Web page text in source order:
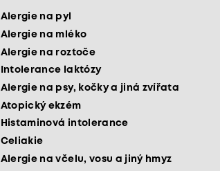
Alergie na pyl
Alergie na mléko
Alergie na roztoče
Intolerance laktózy
Alergie na psy, kočky a jiná zvířata
Atopický ekzém
Histaminová intolerance
Celiakie
Alergie na včelu, vosu a jiný hmyz